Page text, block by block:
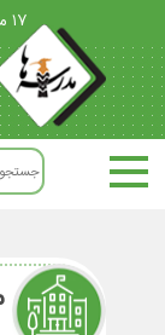
17 مرداد ماه 1405